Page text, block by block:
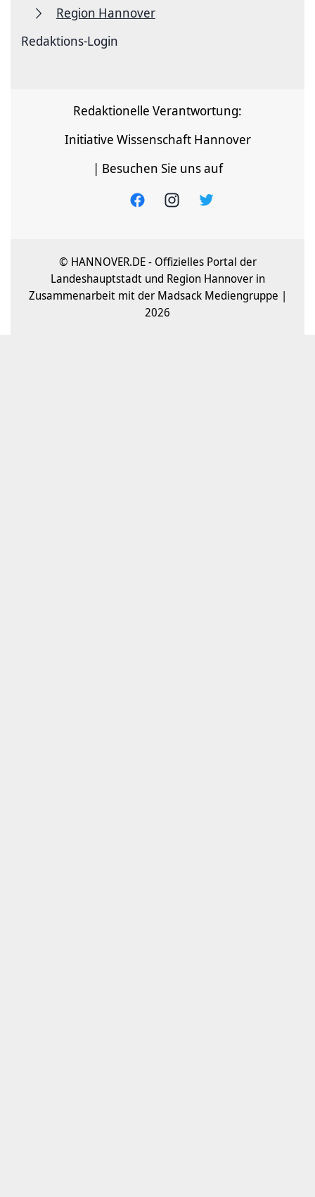
Region Hannover
Redaktions-Login
Redaktionelle Verantwortung:
Initiative Wissenschaft Hannover
| Besuchen Sie uns auf
© HANNOVER.DE - Offizielles Portal der
Landeshauptstadt und Region Hannover in
Zusammenarbeit mit der Madsack Mediengruppe |
2026